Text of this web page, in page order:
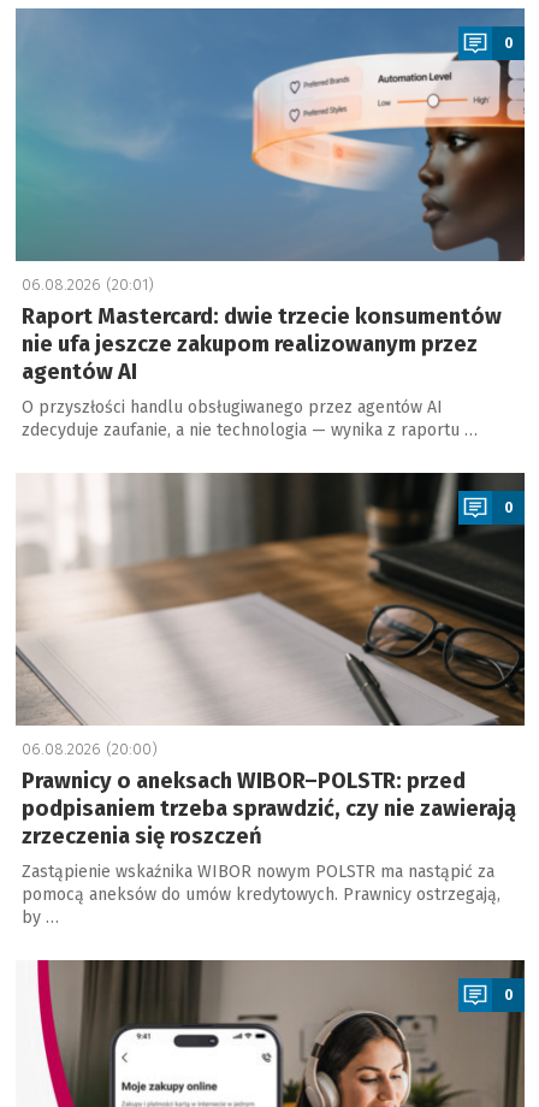
a
0
06.08.2026 (20:01)
Raport Mastercard: dwie trzecie konsumentów
nie ufa jeszcze zakupom realizowanym przez
agentów AI
O przyszłości handlu obsługiwanego przez agentów AI
zdecyduje zaufanie, a nie technologia — wynika z raportu …
a
0
06.08.2026 (20:00)
Prawnicy o aneksach WIBOR–POLSTR: przed
podpisaniem trzeba sprawdzić, czy nie zawierają
zrzeczenia się roszczeń
Zastąpienie wskaźnika WIBOR nowym POLSTR ma nastąpić za
pomocą aneksów do umów kredytowych. Prawnicy ostrzegają,
by …
0